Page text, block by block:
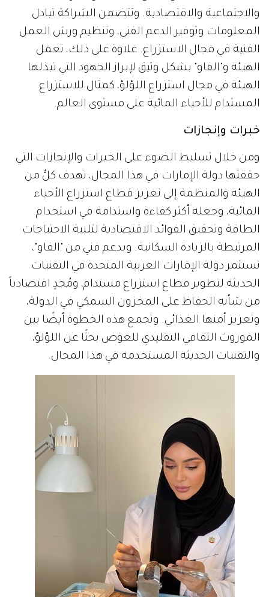
والاجتماعية والاقتصادية. وتتضمن الشراكة تبادل
المعلومات وتوفير الدعم الفني، وتنظيم ورش العمل
الفنية في مجال الاستزراع. علاوة على ذلك، تعمل
الهيئة و"الفاو" بشكل وثيق لإبراز الجهود التي تبذلها
الهيئة في مجال استزراع اللؤلؤ، كمثال للاستزراع
المستدام للأحياء المائية على مستوى العالم.
خبرات وإنجازات
ومن خلال تسليط الضوء على الخبرات والإنجازات التي
حققتها دولة الإمارات في هذا المجال، تهدف كلٌّ من
الهيئة والمنظمة إلى تعزيز قطاع استزراع الأحياء
المائية، وجعله أكثر كفاءة واستدامة في استخدام
الطاقة وتحقيق الفوائد الاقتصادية لتلبية الاحتياجات
المرتبطة بالزيادة السكانية. وبدعم فني من "الفاو"،
تستثمر دولة الإمارات العربية المتحدة في التقنيات
الحديثة لتطوير قطاع استزراع مستدام، ومُجدٍ اقتصادياً
من شأنه الحفاظ على المخزون السمكي في الدولة،
وتعزيز أمنها الغذائي. وتجمع هذه الخطوة أيضًا بين
الموروث الثقافي التقليدي للغوص بحثًا عن اللؤلؤ،
والتقنيات الحديثة المستخدمة في هذا المجال.